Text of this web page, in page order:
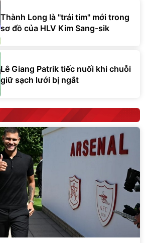
Thành Long là "trái tim" mới trong
sơ đồ của HLV Kim Sang-sik
Lê Giang Patrik tiếc nuối khi chuỗi
giữ sạch lưới bị ngắt